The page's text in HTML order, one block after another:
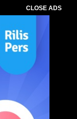
CLOSE ADS